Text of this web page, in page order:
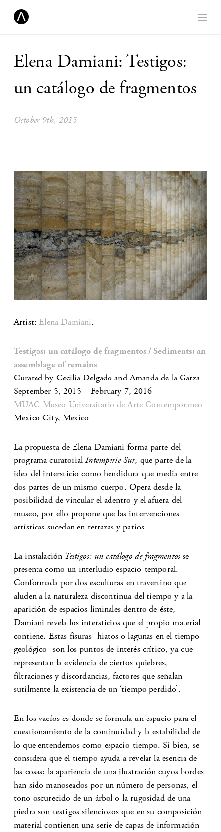
Elena Damiani: Testigos:
un catálogo de fragmentos
October 9th, 2015
Artist:Elena Damiani.
Testigos: un catálogo de fragmentos / Sediments: an
assemblage of remains
Curated by Cecilia Delgado and Amanda de la Garza
September 5, 2015 – February 7, 2016
MUAC Museo Universitario de Arte Contemporaneo
Mexico City, Mexico
La propuesta de Elena Damiani forma parte del
programa curatorialIntemperie Sur, que parte de la
idea del intersticio como hendidura que media entre
dos partes de un mismo cuerpo. Opera desde la
posibilidad de vincular el adentro y el afuera del
museo, por ello propone que las intervenciones
artísticas sucedan en terrazas y patios.
La instalación Testigos: un catálogo de fragmentosse
presenta como un interludio espacio-temporal.
Conformada por dos esculturas en travertino que
aluden a la naturaleza discontinua del tiempo y a la
aparición de espacios liminales dentro de éste,
Damiani revela los intersticios que el propio material
contiene. Estas fisuras -hiatos o lagunas en el tiempo
geológico- son los puntos de interés crítico, ya que
representan la evidencia de ciertos quiebres,
filtraciones y discordancias, factores que señalan
sutilmente la existencia de un ‘tiempo perdido’.
En los vacíos es donde se formula un espacio para el
cuestionamiento de la continuidad y la estabilidad de
lo que entendemos como espacio-tiempo. Si bien, se
considera que el tiempo ayuda a revelar la esencia de
las cosas: la apariencia de una ilustración cuyos bordes
han sido manoseados por un número de personas, el
tono oscurecido de un árbol o la rugosidad de una
piedra son testigos silenciosos que en su composición
material contienen una serie de capas de información